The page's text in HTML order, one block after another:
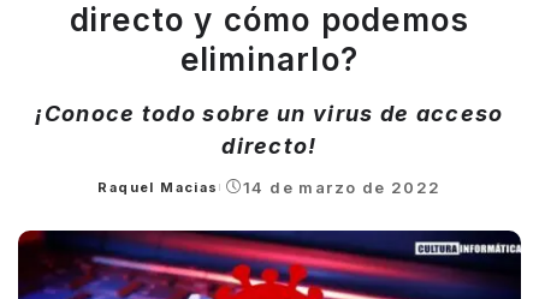
directo y cómo podemos
eliminarlo?
¡Conoce todo sobre un virus de acceso
directo!
Posted
Raquel Macias 14 de marzo de 2022